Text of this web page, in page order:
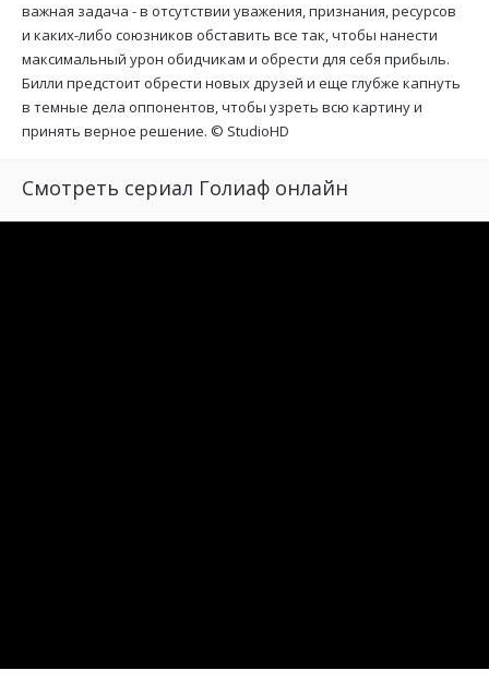
важная задача - в отсутствии уважения, признания, ресурсов
и каких-либо союзников обставить все так, чтобы нанести
максимальный урон обидчикам и обрести для себя прибыль.
Билли предстоит обрести новых друзей и еще глубже капнуть
в темные дела оппонентов, чтобы узреть всю картину и
принять верное решение. © StudioHD
Смотреть сериал Голиаф онлайн